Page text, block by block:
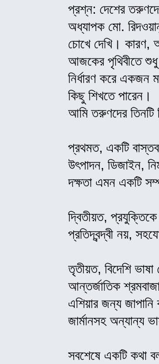
প্রশ্ন: দেশের
অধ্যাপক মো.
চোখে দেখি। কারণ,
আজকের পৃথিবীতে শুধু
নির্ধারণ করে
কিছু শিখতে পারেন।
আমি তরুণদের তিনটি
প্রথমত, একটি
উৎপাদন, ডিজাইন,
দক্ষতা এমন একটি
দ্বিতীয়ত,
প্রতিদ্বন্দ্বী নয়,
তৃতীয়ত, বিদেশি
আন্তর্জাতিক
এশিয়ার জন্য জাপানি
জার্মানসহ অন্যান্য
সবশেষে একটি কথা